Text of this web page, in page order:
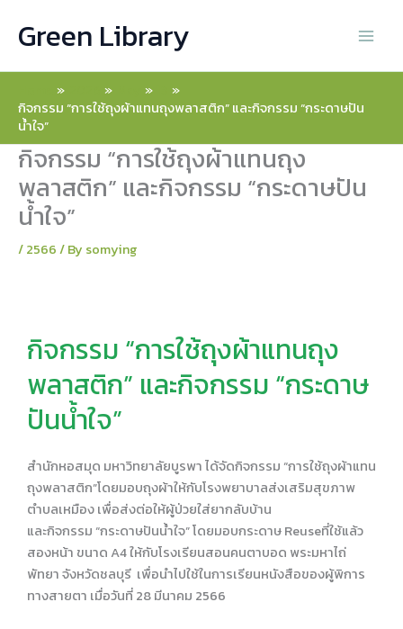
Green Library
กิจกรรม “การใช้ถุงผ้าแทนถุงพลาสติก” และกิจกรรม “กระดาษปัน
น้ำใจ”
กิจกรรม “การใช้ถุงผ้าแทนถุง
พลาสติก” และกิจกรรม “กระดาษปัน
น้ำใจ”
/2566/ By somying
กิจกรรม “การใช้ถุงผ้าแทนถุง
พลาสติก” และกิจกรรม “กระดาษ
ปันน้ำใจ”
สำนักหอสมุด มหาวิทยาลัยบูรพา ได้จัดกิจกรรม “การใช้ถุงผ้าแทน
ถุงพลาสติก”โดยมอบถุงผ้าให้กับโรงพยาบาลส่งเสริมสุขภาพ
ตำบลเหมือง เพื่อส่งต่อให้ผู้ป่วยใส่ยากลับบ้าน
และกิจกรรม “กระดาษปันน้ำใจ” โดยมอบกระดาษ Reuseที่ใช้แล้ว
สองหน้า ขนาด A4 ให้กับโรงเรียนสอนคนตาบอด พระมหาไถ่
พัทยา จังหวัดชลบุรี เพื่อนำไปใช้ในการเรียนหนังสือของผู้พิการ
ทางสายตา เมื่อวันที่ 28 มีนาคม 2566